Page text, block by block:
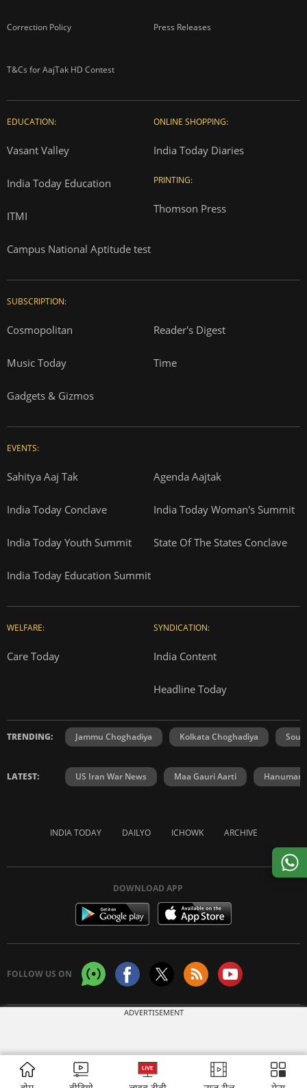
Correction Policy Press Releases
T&Cs for AajTak HD Contest
EDUCATION:
Vasant Valley
India Today Education
ITMI
Campus National Aptitude test
ONLINE SHOPPING:
India Today Diaries
PRINTING:
Thomson Press
SUBSCRIPTION:
Cosmopolitan Reader's Digest
Music Today Time
Gadgets & Gizmos
EVENTS:
Sahitya Aaj Tak Agenda Aajtak
India Today Conclave India Today Woman's Summit
India Today Youth Summit State Of The States Conclave
India Today Education Summit
WELFARE:
Care Today
SYNDICATION:
India Content
Headline Today
TRENDING: Jammu Choghadiya Kolkata Choghadiya
LATEST: US Iran War News Maa Gauri Aarti Hanuman
INDIA TODAY DAILYO ICHOWK ARCHIVE
DOWNLOAD APP
FOLLOW US ON
ADVERTISEMENT